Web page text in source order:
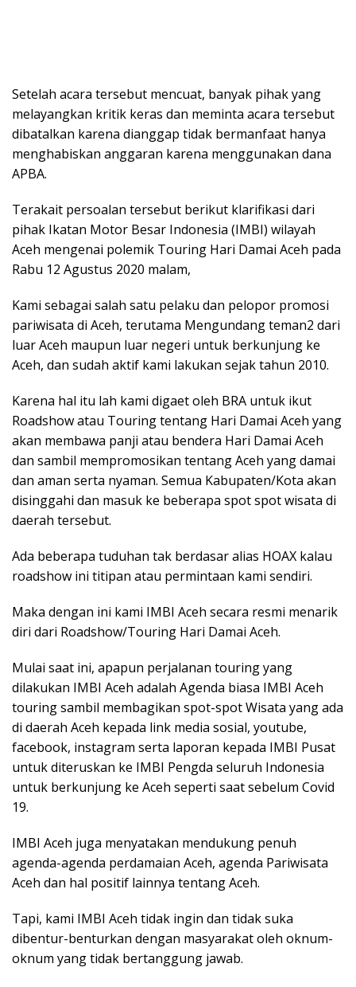
Setelah acara tersebut mencuat, banyak pihak yang
melayangkan kritik keras dan meminta acara tersebut
dibatalkan karena dianggap tidak bermanfaat hanya
menghabiskan anggaran karena menggunakan dana
APBA.
Terakait persoalan tersebut berikut klarifikasi dari
pihak Ikatan Motor Besar Indonesia (IMBI) wilayah
Aceh mengenai polemik Touring Hari Damai Aceh pada
Rabu 12 Agustus 2020 malam,
Kami sebagai salah satu pelaku dan pelopor promosi
pariwisata di Aceh, terutama Mengundang teman2 dari
luar Aceh maupun luar negeri untuk berkunjung ke
Aceh, dan sudah aktif kami lakukan sejak tahun 2010.
Karena hal itu lah kami digaet oleh BRA untuk ikut
Roadshow atau Touring tentang Hari Damai Aceh yang
akan membawa panji atau bendera Hari Damai Aceh
dan sambil mempromosikan tentang Aceh yang damai
dan aman serta nyaman. Semua Kabupaten/Kota akan
disinggahi dan masuk ke beberapa spot spot wisata di
daerah tersebut.
Ada beberapa tuduhan tak berdasar alias HOAX kalau
roadshow ini titipan atau permintaan kami sendiri.
Maka dengan ini kami IMBI Aceh secara resmi menarik
diri dari Roadshow/Touring Hari Damai Aceh.
Mulai saat ini, apapun perjalanan touring yang
dilakukan IMBI Aceh adalah Agenda biasa IMBI Aceh
touring sambil membagikan spot-spot Wisata yang ada
di daerah Aceh kepada link media sosial, youtube,
facebook, instagram serta laporan kepada IMBI Pusat
untuk diteruskan ke IMBI Pengda seluruh Indonesia
untuk berkunjung ke Aceh seperti saat sebelum Covid
19.
IMBI Aceh juga menyatakan mendukung penuh
agenda-agenda perdamaian Aceh, agenda Pariwisata
Aceh dan hal positif lainnya tentang Aceh.
Tapi, kami IMBI Aceh tidak ingin dan tidak suka
dibentur-benturkan dengan masyarakat oleh oknum-
oknum yang tidak bertanggung jawab.